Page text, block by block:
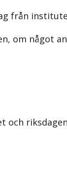
från
om något
och